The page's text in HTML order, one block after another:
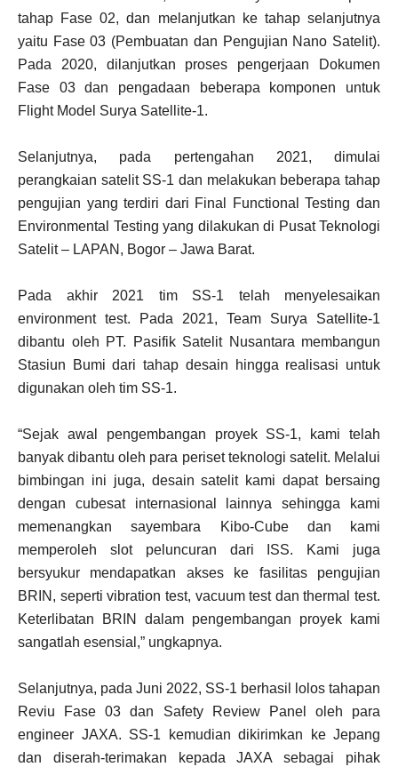
tahap Fase 02, dan melanjutkan ke tahap selanjutnya
yaitu Fase 03 (Pembuatan dan Pengujian Nano Satelit).
Pada 2020, dilanjutkan proses pengerjaan Dokumen
Fase 03 dan pengadaan beberapa komponen untuk
Flight Model Surya Satellite-1.
Selanjutnya, pada pertengahan 2021, dimulai
perangkaian satelit SS-1 dan melakukan beberapa tahap
pengujian yang terdiri dari Final Functional Testing dan
Environmental Testing yang dilakukan di Pusat Teknologi
Satelit – LAPAN, Bogor – Jawa Barat.
Pada akhir 2021 tim SS-1 telah menyelesaikan
environment test. Pada 2021, Team Surya Satellite-1
dibantu oleh PT. Pasifik Satelit Nusantara membangun
Stasiun Bumi dari tahap desain hingga realisasi untuk
digunakan oleh tim SS-1.
“Sejak awal pengembangan proyek SS-1, kami telah
banyak dibantu oleh para periset teknologi satelit. Melalui
bimbingan ini juga, desain satelit kami dapat bersaing
dengan cubesat internasional lainnya sehingga kami
memenangkan sayembara Kibo-Cube dan kami
memperoleh slot peluncuran dari ISS. Kami juga
bersyukur mendapatkan akses ke fasilitas pengujian
BRIN, seperti vibration test, vacuum test dan thermal test.
Keterlibatan BRIN dalam pengembangan proyek kami
sangatlah esensial,” ungkapnya.
Selanjutnya, pada Juni 2022, SS-1 berhasil lolos tahapan
Reviu Fase 03 dan Safety Review Panel oleh para
engineer JAXA. SS-1 kemudian dikirimkan ke Jepang
dan diserah-terimakan kepada JAXA sebagai pihak